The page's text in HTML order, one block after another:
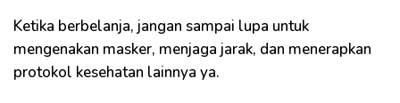
Ketika berbelanja, jangan sampai lupa untuk
mengenakan masker, menjaga jarak, dan menerapkan
protokol kesehatan lainnya ya.